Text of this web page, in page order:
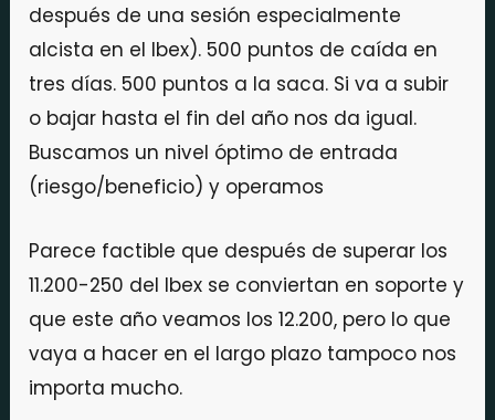
después de una sesión especialmente
alcista en el Ibex). 500 puntos de caída en
tres días. 500 puntos a la saca. Si va a subir
o bajar hasta el fin del año nos da igual.
Buscamos un nivel óptimo de entrada
(riesgo/beneficio) y operamos
Parece factible que después de superar los
11.200-250 del Ibex se conviertan en soporte y
que este año veamos los 12.200, pero lo que
vaya a hacer en el largo plazo tampoco nos
importa mucho.